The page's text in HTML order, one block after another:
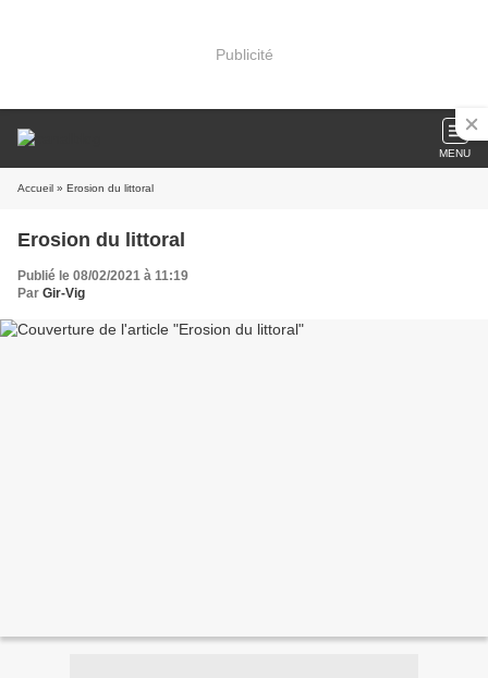
Publicité
MENU
Accueil » Erosion du littoral
Erosion du littoral
Publié le 08/02/2021 à 11:19
Par Gir-Vig